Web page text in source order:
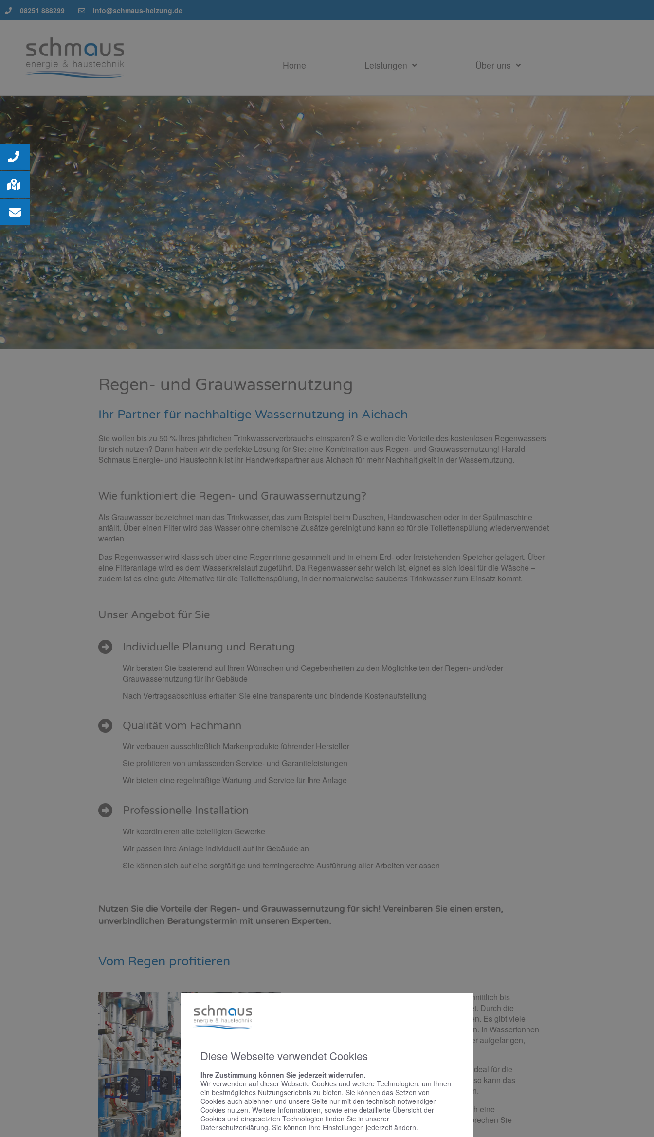
08251 888299 info@schmaus-heizung.de
Home Leistungen Über uns
Regen- und Grauwassernutzung
Ihr Partner für nachhaltige Wassernutzung in Aichach
Sie wollen bis zu 50 % Ihres jährlichen Trinkwasserverbrauchs einsparen? Sie wollen die Vorteile des kostenlosen Regenwassers
für sich nutzen? Dann haben wir die perfekte Lösung für Sie: eine Kombination aus Regen- und Grauwassernutzung! Harald
Schmaus Energie- und Haustechnik ist Ihr Handwerkspartner aus Aichach für mehr Nachhaltigkeit in der Wassernutzung.
Wie funktioniert die Regen- und Grauwassernutzung?
Als Grauwasser bezeichnet man das Trinkwasser, das zum Beispiel beim Duschen, Händewaschen oder in der Spülmaschine
anfällt. Über einen Filter wird das Wasser ohne chemische Zusätze gereinigt und kann so für die Toilettenspülung wiederverwendet
werden.
Das Regenwasser wird klassisch über eine Regenrinne gesammelt und in einem Erd- oder freistehenden Speicher gelagert. Über
eine Filteranlage wird es dem Wasserkreislauf zugeführt. Da Regenwasser sehr weich ist, eignet es sich ideal für die Wäsche –
zudem ist es eine gute Alternative für die Toilettenspülung, in der normalerweise sauberes Trinkwasser zum Einsatz kommt.
Unser Angebot für Sie
Individuelle Planung und Beratung
Wir beraten Sie basierend auf Ihren Wünschen und Gegebenheiten zu den Möglichkeiten der Regen- und/oder
Grauwassernutzung für Ihr Gebäude
Nach Vertragsabschluss erhalten Sie eine transparente und bindende Kostenaufstellung
Qualität vom Fachmann
Wir verbauen ausschließlich Markenprodukte führender Hersteller
Sie profitieren von umfassenden Service- und Garantieleistungen
Wir bieten eine regelmäßige Wartung und Service für Ihre Anlage
Professionelle Installation
Wir koordinieren alle beteiligten Gewerke
Wir passen Ihre Anlage individuell auf Ihr Gebäude an
Sie können sich auf eine sorgfältige und termingerechte Ausführung aller Arbeiten verlassen
Nutzen Sie die Vorteile der Regen- und Grauwassernutzung für sich! Vereinbaren Sie einen ersten,
unverbindlichen Beratungstermin mit unseren Experten.
Vom Regen profitieren
Ein 4-Personen-Haushalt verbraucht täglich durchschnittlich bis
zu 500 Liter Trinkwasser, das im Monat ca. 50 € kostet. Durch die
Regenwassernutzung kann einiges eingespart werden. Es gibt viele
Anwendungsmöglichkeiten, z. B. zum Pflanzengießen. In Wassertonnen
wird das aus den Dachrinnen gespeiste Regenwasser aufgefangen,
gespeichert und bei Bedarf entnommen.
Da Regen kalkarm und sehr weich ist, eignet er sich ideal für die
Waschmaschine und schont somit die Wäsche. Ebenso kann das
Regenwasser für die Toilettenspülung genutzt werden.
Bis zu 50 % des Trinkwasserverbrauchs können durch eine
Regenwassernutzungsanlage eingespart werden. Sprechen Sie
uns an – wir beraten Sie gerne.
Diese Webseite verwendet Cookies
Ihre Zustimmung können Sie jederzeit widerrufen.
Wir verwenden auf dieser Webseite Cookies und weitere Technologien, um Ihnen
ein bestmögliches Nutzungserlebnis zu bieten. Sie können das Setzen von
Cookies auch ablehnen und unsere Seite nur mit den technisch notwendigen
Cookies nutzen. Weitere Informationen, sowie eine detaillierte Übersicht der
Cookies und eingesetzten Technologien finden Sie in unserer
Datenschutzerklärung. Sie können Ihre Einstellungen jederzeit ändern.